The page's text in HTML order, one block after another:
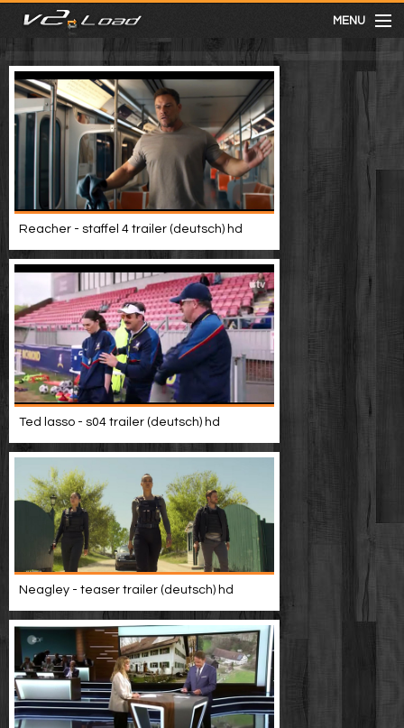
MENU
meist gesehen
neuste
kategorien
Menu
mit facebook anmelden
Informationen
Video suchen
Reacher - staffel 4 trailer (deutsch) hd
Ted lasso - s04 trailer (deutsch) hd
Neagley - teaser trailer (deutsch) hd